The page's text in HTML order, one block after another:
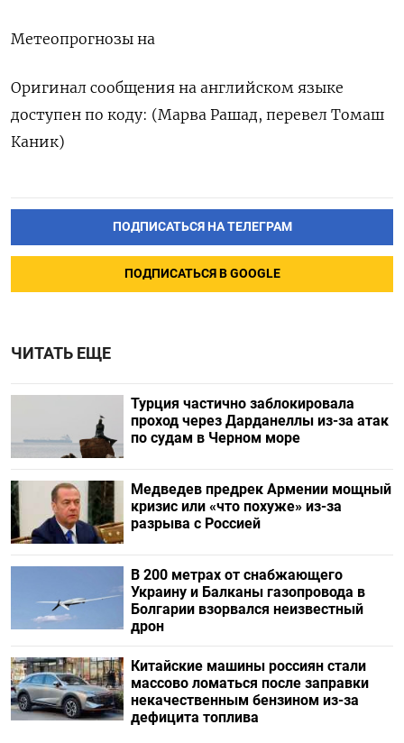
Метеопрогнозы на
Оригинал ​сообщения на английском языке
доступен по ‌коду: (Марва Рашад, перевел Томаш
Каник)
ПОДПИСАТЬСЯ НА ТЕЛЕГРАМ
ПОДПИСАТЬСЯ В GOOGLE
ЧИТАТЬ ЕЩЕ
Турция частично заблокировала
проход через Дарданеллы из-за атак
по судам в Черном море
Медведев предрек Армении мощный
кризис или «что похуже» из-за
разрыва с Россией
В 200 метрах от снабжающего
Украину и Балканы газопровода в
Болгарии взорвался неизвестный
дрон
Китайские машины россиян стали
массово ломаться после заправки
некачественным бензином из-за
дефицита топлива